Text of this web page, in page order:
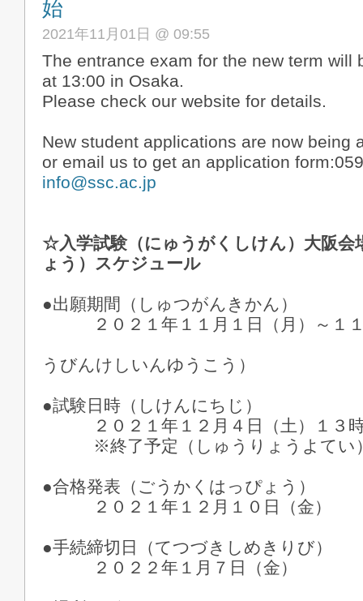
始
2021年11月01日 @ 09:55
The entrance exam for the new term will
at 13:00 in Osaka.
Please check our website for details.
New student applications are now being
or email us to get an application
info@ssc.ac.jp
☆入学試験（にゅうがくしけん）大阪会
ょう）スケジュール
●出願期間（しゅつがんきかん）
２０２１年１１月１日（月）～１１
うびんけしいんゆうこう）
●試験日時（しけんにちじ）
２０２１年１２月４日（土）１３
※終了予定（しゅうりょうよてい
●合格発表（ごうかくはっぴょう）
２０２１年１２月１０日（金）
●手続締切日（てつづきしめきりび）
２０２２年１月７日（金）